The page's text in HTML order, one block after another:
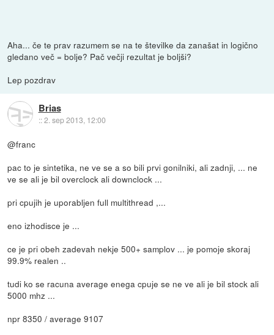
Aha... če te prav razumem se na te številke da zanašat in logično
gledano več = bolje? Pač večji rezultat je boljši?
Lep pozdrav
Brias
::2. sep 2013, 12:00
@franc
pac to je sintetika, ne ve se a so bili prvi gonilniki, ali zadnji, ... ne
ve se ali je bil overclock ali downclock ...
pri cpujih je uporabljen full multithread ,...
eno izhodisce je ...
ce je pri obeh zadevah nekje 500+ samplov ... je pomoje skoraj
99.9% realen ..
tudi ko se racuna average enega cpuje se ne ve ali je bil stock ali
5000 mhz ...
npr 8350 / average 9107